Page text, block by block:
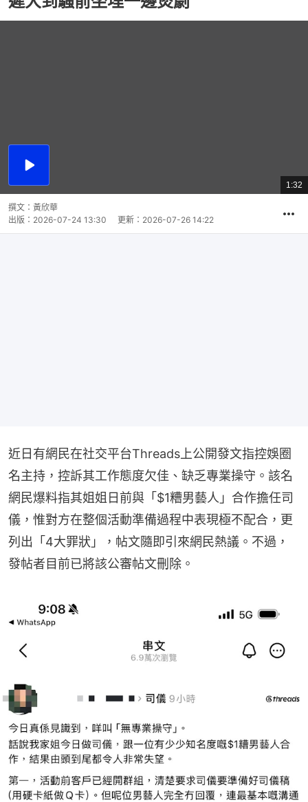
播
片
總
共
1:32
撰文： 黃欣華
出版： 2026-07-24 13:30 更新： 2026-07-26 14:22
近日有網民在社交平台Threads上公開發文指控娛圈
名主持，控訴其工作態度欠佳、缺乏專業操守。該名
網民爆料指其姐姐日前與「$1糟男藝人」合作擔任司
儀，惟對方在整個活動準備過程中表現極不配合，更
列出「4大罪狀」，帖文隨即引來網民熱議。不過，
發帖者目前已將該公審帖文刪除。